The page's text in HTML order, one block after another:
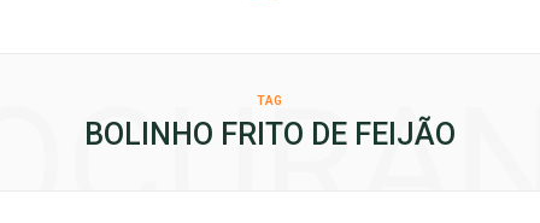
TAG
BOLINHO FRITO DE FEIJÃO